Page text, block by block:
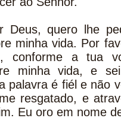
Deus, quero lhe
minha vida. Por
conforme a tua
minha vida, e
palavra é fiél e não
resgatado, e
Eu oro em nome